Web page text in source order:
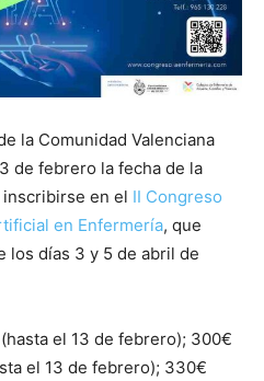
la Comunidad Valenciana
de febrero la fecha de la
en el II Congreso
en Enfermería, que
los días 3 y 5 de abril de
el 13 de febrero); 300€
el 13 de febrero); 330€